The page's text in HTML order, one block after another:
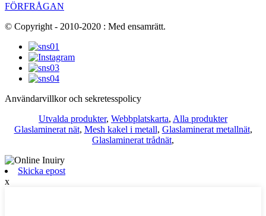
FÖRFRÅGAN
© Copyright - 2010-2020 : Med ensamrätt.
Användarvillkor och sekretesspolicy
Utvalda produkter, Webbplatskarta, Alla produkter
Glaslaminerat nät, Mesh kakel i metall, Glaslaminerat metallnät,
Glaslaminerat trådnät,
Skicka epost
x